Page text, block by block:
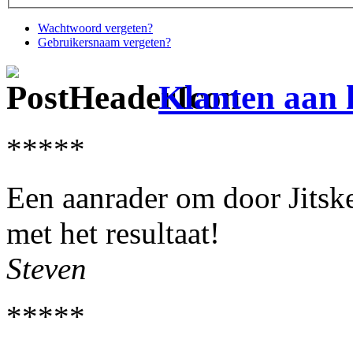
Wachtwoord vergeten?
Gebruikersnaam vergeten?
Klanten aan
*****
Een aanrader om door
met het resultaat!
Steven
*****